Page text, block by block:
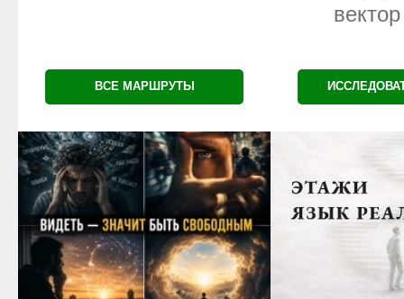
ВСЕ МАРШРУТЫ
вектор